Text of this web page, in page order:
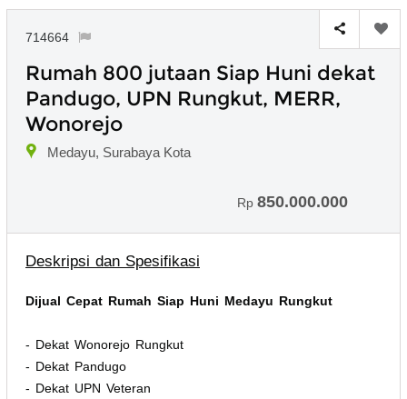
714664
Rumah 800 jutaan Siap Huni dekat
Pandugo, UPN Rungkut, MERR,
Wonorejo
Medayu, Surabaya Kota
Rp 850.000.000
Deskripsi dan Spesifikasi
Dijual Cepat Rumah Siap Huni Medayu Rungkut
- Dekat Wonorejo Rungkut
- Dekat Pandugo
- Dekat UPN Veteran